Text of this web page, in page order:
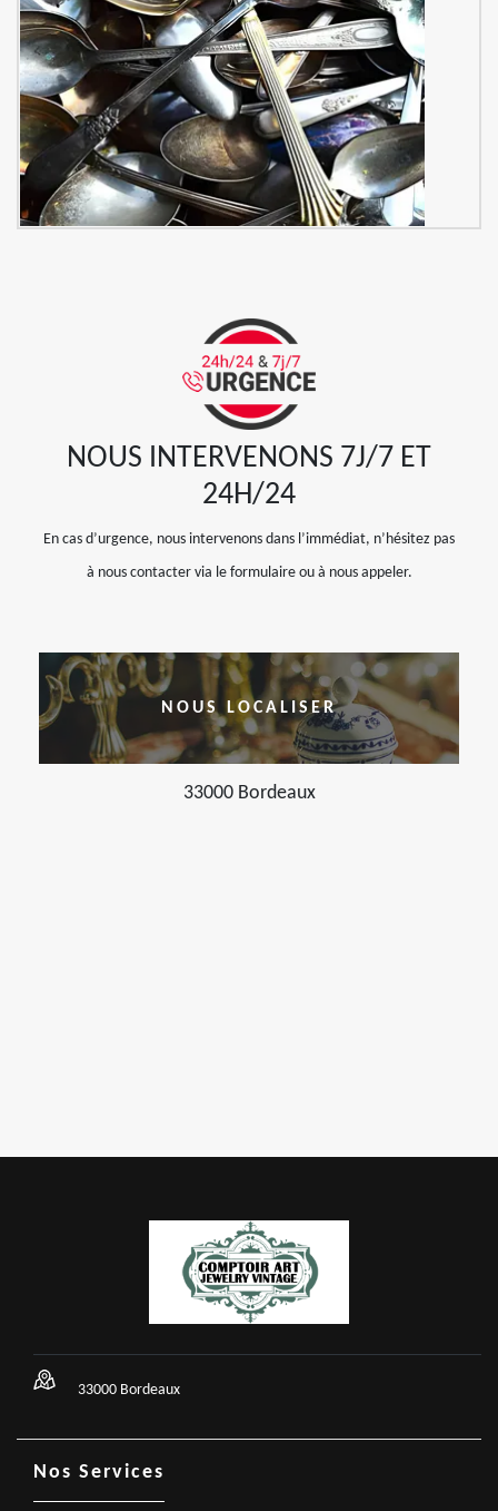
NOUS INTERVENONS 7J/7 ET
24H/24
En cas d’urgence, nous intervenons dans l’immédiat, n’hésitez pas
à nous contacter via le formulaire ou à nous appeler.
NOUS LOCALISER
33000 Bordeaux
33000 Bordeaux
Nos Services